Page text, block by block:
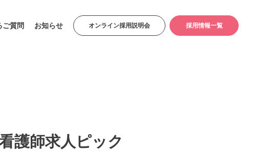
ご質問 お知らせ オンライン採用説明会 採用情報一覧
護師求人ピック